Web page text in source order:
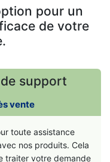
pour un
de votre
support
vente
toute assistance
nos produits. Cela
traiter votre demande